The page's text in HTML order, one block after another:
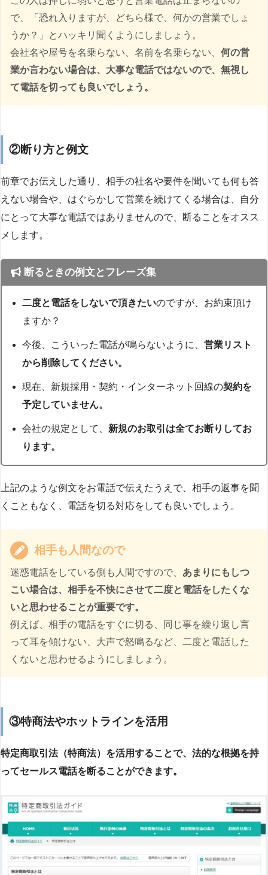
で、「恐れ入りますが、どちら様で、何かの営業でしょ
うか？」とハッキリ聞くようにしましょう。
会社名や屋号を名乗らない、名前を名乗らない、 何の営
業か言わない場合は、大事な電話ではないので、無視し
て電話を切っても良いでしょう。
②断り方と例文
前章でお伝えした通り、相手の社名や要件を聞いても何も答
えない場合や、はぐらかして営業を続けてくる場合は、自分
にとって大事な電話ではありませんので、断ることをオスス
メします。
断るときの例文とフレーズ集
二度と電話をしないで頂きたいのですが、お約束頂け
ますか？
今後、こういった電話が鳴らないように、営業リスト
から削除してください。
現在、新規採用・契約・インターネット回線の契約を
予定していません。
会社の規定として、 新規のお取引は全てお断りしてお
ります。
上記のような例文をお電話で伝えたうえで、相手の返事を聞
くこともなく、電話を切る対応をしても良いでしょう。
相手も人間なので
迷惑電話をしている側も人間ですので、 あまりにもしつ
こい場合は、相手を不快にさせて二度と電話をしたくな
いと思わせることが重要です。
例えば、相手の電話をすぐに切る、同じ事を繰り返し言
って耳を傾けない、大声で怒鳴るなど、二度と電話した
くないと思わせるようにしましょう。
③特商法やホットラインを活用
特定商取引法（特商法）を活用することで、法的な根拠を持
ってセールス電話を断ることができます。